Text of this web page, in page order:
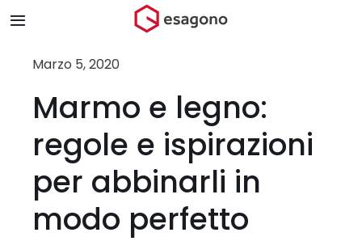
contenuto
Toggle
Navigation
Chi siamo
Prodotti & Brand
Store
Marzo 5, 2020
Marmo e legno:
regole e ispirazioni
per abbinarli in
modo perfetto